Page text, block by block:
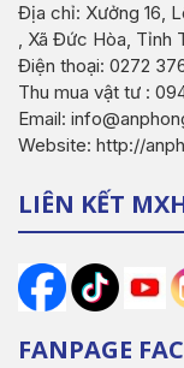
Địa chỉ: Xưởng 16,
, Xã Đức Hòa, Tỉnh
Điện thoại: 0272
Thu mua vật tư :
Email:
Website: http://
LIÊN KẾT
FANPAGE